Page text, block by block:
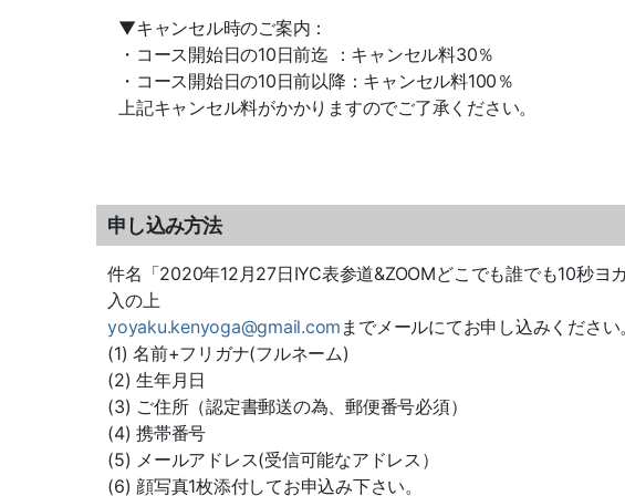
▼キャンセル時のご案内：
・コース開始日の10日前迄 ：キャンセル料30％
・コース開始日の10日前以降：キャンセル料100％
上記キャンセル料がかかりますのでご了承ください。
申し込み方法
件名「2020年12月27日IYC表参道&ZOOMどこでも誰でも10秒
入の上
yoyaku.kenyoga@gmail.com までメールにてお申し込みください
(1) 名前+フリガナ(フルネーム)
(2) 生年月日
(3) ご住所（認定書郵送の為、郵便番号必須）
(4) 携帯番号
(5) メールアドレス(受信可能なアドレス）
(6) 顔写真1枚添付してお申込み下さい。